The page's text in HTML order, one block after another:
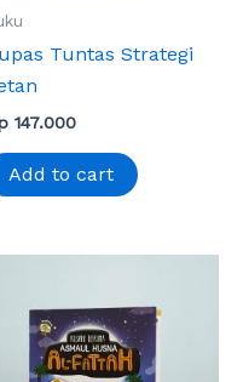
Tuntas Strategi
147.000
Add to cart